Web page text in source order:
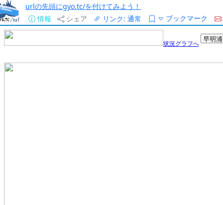
urlの先頭にgyo.tc/を付けてみよう！
情報
シェア リンク: 通常 ブックマーク